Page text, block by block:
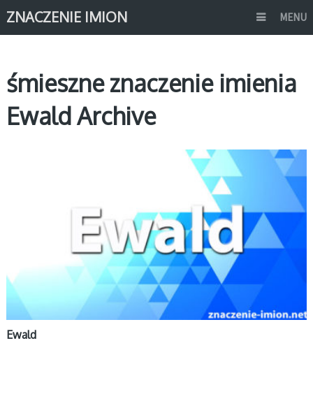
ZNACZENIE IMION MENU
śmieszne znaczenie imienia
Ewald Archive
Ewald